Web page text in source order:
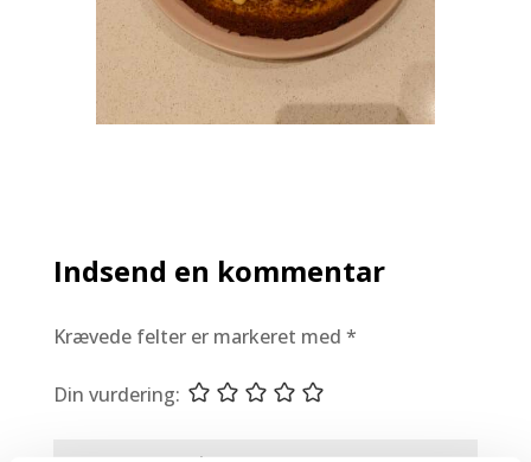
Indsend en kommentar
Krævede felter er markeret med *
Din vurdering: